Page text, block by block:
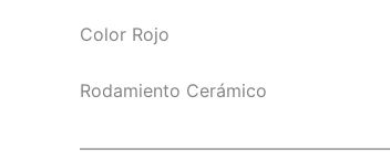
Color Rojo
Rodamiento Cerámico